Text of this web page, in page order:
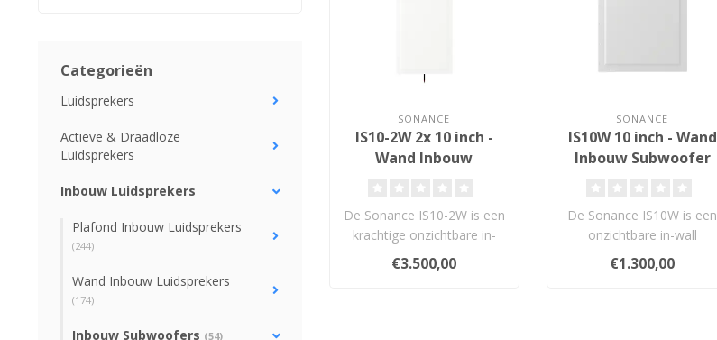
Categorieën
Luidsprekers
Actieve & Draadloze
Luidsprekers
Inbouw Luidsprekers
Plafond Inbouw Luidsprekers
(244)
Wand Inbouw Luidsprekers
(174)
Inbouw Subwoofers (54)
SONANCE
IS10-2W 2x 10 inch -
Wand Inbouw
De Sonance IS10-2W is een
krachtige onzichtbare in-
wall subwoofer met
dubbele 10..
€3.500,00
SONANCE
IS10W 10 inch - Wand
Inbouw Subwoofer
De Sonance IS10W is een
onzichtbare in-wall
subwoofer met een
krachtige 10” gl..
€1.300,00